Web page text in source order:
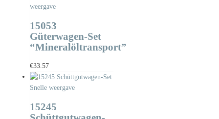
weergave
15053
Güterwagen-Set
“Mineralöltransport”
€33.57
Snelle weergave
15245